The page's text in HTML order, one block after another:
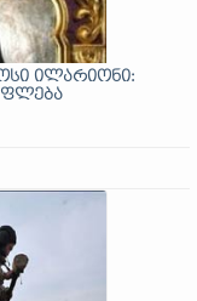
ილარიონი: